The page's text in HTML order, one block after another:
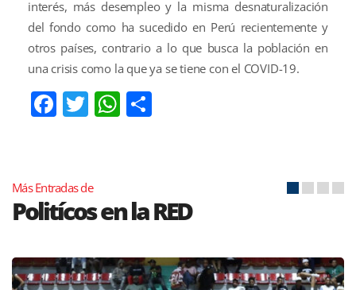
interés, más desempleo y la misma desnaturalización
del fondo como ha sucedido en Perú recientemente y
otros países, contrario a lo que busca la población en
una crisis como la que ya se tiene con el COVID-19.
Facebook
TwitterWhatsApp
Más Entradas de
Politícos en la RED